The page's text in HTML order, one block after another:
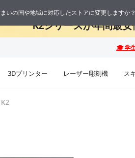
🔥 最大50%OFF！
K2シリーズが年間最
3Dプリンター レーザー彫刻機 ス
いの国や地域に対応したストアに変更しますか？